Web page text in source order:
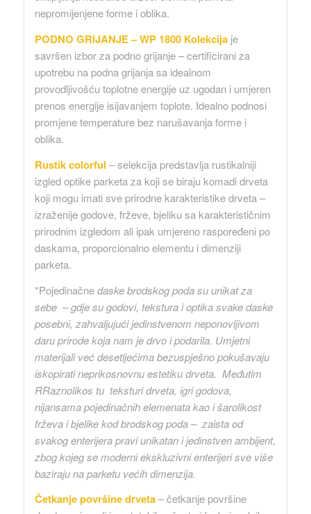
nepromijenjene forme i oblika.
PODNO GRIJANJE – WP 1800 Kolekcijaje
savršen izbor za podno grijanje – certificirani za
upotrebu na podna grijanja sa idealnom
provodljivošću toplotne energije uz ugodan i umjeren
prenos energije isijavanjem toplote. Idealno podnosi
promjene temperature bez narušavanja forme i
oblika.
Rustik colorful – selekcija predstavlja rustikalniji
izgled optike parketa za koji se biraju komadi drveta
koji mogu imati sve prirodne karakteristike drveta –
izraženije godove, frževe, bjeliku sa karakterističnim
prirodnim izgledom ali ipak umjereno raspoređeni po
daskama, proporcionalno elementu i dimenziji
parketa.
*Pojedinačnedaske brodskog poda su unikat za
sebe – gdje su godovi, tekstura i optika svake daske
posebni, zahvaljujući jedinstvenom neponovljivom
daru prirode koja nam je drvo i podarila. Umjetni
materijali već desetljećima bezuspješno pokušavaju
iskopirati neprikosnovnu estetiku drveta. Međutim
RRaznolikos tu teksturi drveta, igri godova,
nijansama pojedinačnih elemenata kao i šarolikost
frževa i bjelike kod brodskog poda – zaista od
svakog enterijera pravi unikatan i jedinstven ambijent,
zbog kojeg se moderni ekskluzivni enterijeri sve više
baziraju na parketu većih dimenzija.
Četkanje površine drveta– četkanje površine